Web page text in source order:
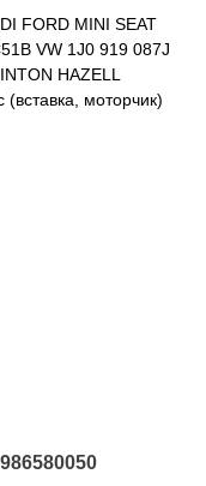
FORD MINI SEAT
VW 1J0 919 087J
HAZELL
моторчик)